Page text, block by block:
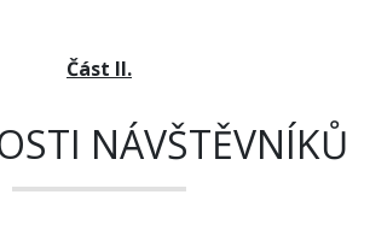
Část II.
NÁVŠTĚVNÍKŮ